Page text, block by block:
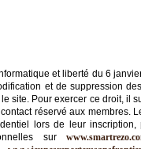
et liberté du 6
et de suppression
site. Pour exercer ce droit, il
réservé aux membres.
lors de leur inscription,
sur